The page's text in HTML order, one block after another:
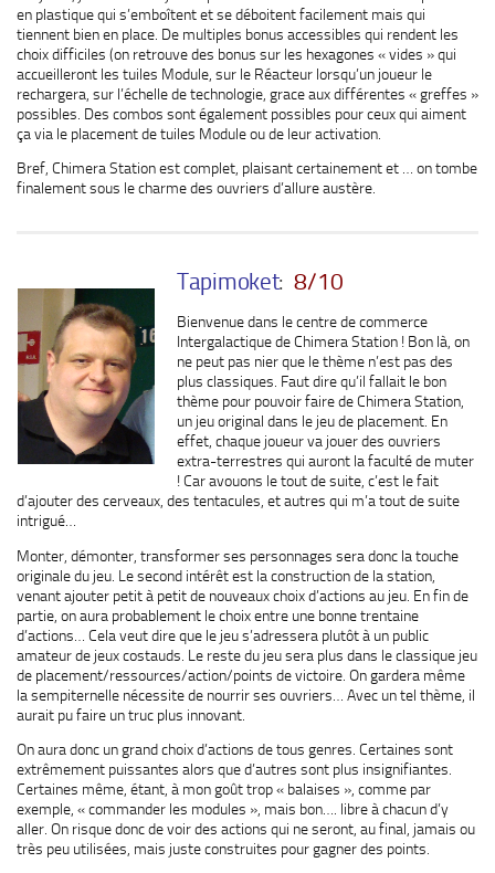
en plastique qui s’emboîtent et se déboitent facilement mais qui
tiennent bien en place. De multiples bonus accessibles qui rendent les
choix difficiles (on retrouve des bonus sur les hexagones « vides » qui
accueilleront les tuiles Module, sur le Réacteur lorsqu’un joueur le
rechargera, sur l’échelle de technologie, grace aux différentes « greffes »
possibles. Des combos sont également possibles pour ceux qui aiment
ça via le placement de tuiles Module ou de leur activation.
Bref, Chimera Station est complet, plaisant certainement et … on tombe
finalement sous le charme des ouvriers d’allure austère.
Tapimoket:8/10
Bienvenue dans le centre de commerce
Intergalactique de Chimera Station ! Bon là, on
ne peut pas nier que le thème n’est pas des
plus classiques. Faut dire qu’il fallait le bon
thème pour pouvoir faire de Chimera Station,
un jeu original dans le jeu de placement. En
effet, chaque joueur va jouer des ouvriers
extra-terrestres qui auront la faculté de muter
! Car avouons le tout de suite, c’est le fait
d’ajouter des cerveaux, des tentacules, et autres qui m’a tout de suite
intrigué…
Monter, démonter, transformer ses personnages sera donc la touche
originale du jeu. Le second intérêt est la construction de la station,
venant ajouter petit à petit de nouveaux choix d’actions au jeu. En fin de
partie, on aura probablement le choix entre une bonne trentaine
d’actions… Cela veut dire que le jeu s’adressera plutôt à un public
amateur de jeux costauds. Le reste du jeu sera plus dans le classique jeu
de placement/ressources/action/points de victoire. On gardera même
la sempiternelle nécessite de nourrir ses ouvriers… Avec un tel thème, il
aurait pu faire un truc plus innovant.
On aura donc un grand choix d’actions de tous genres. Certaines sont
extrêmement puissantes alors que d’autres sont plus insignifiantes.
Certaines même, étant, à mon goût trop « balaises », comme par
exemple, « commander les modules », mais bon…. libre à chacun d’y
aller. On risque donc de voir des actions qui ne seront, au final, jamais ou
très peu utilisées, mais juste construites pour gagner des points.